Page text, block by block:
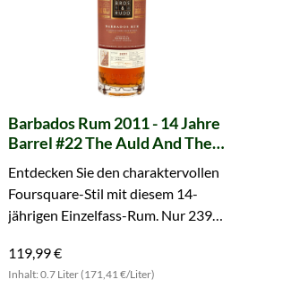
Barbados Rum 2011 - 14 Jahre
Barrel #22 The Auld And The
Entdecken Sie den charaktervollen
Foursquare-Stil mit diesem 14-
jährigen Einzelfass-Rum. Nur 239
Sammlerstück.
119,99 €
Inhalt: 0.7 Liter (171,41 €/Liter)